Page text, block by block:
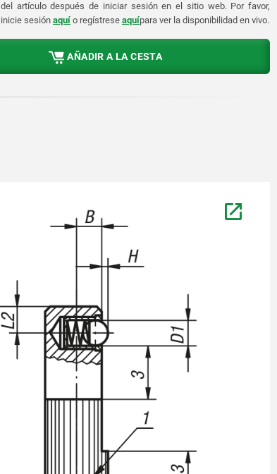
del artículo después de iniciar sesión en el sitio web. Por favor,
inicie sesión aquí o regístrese aquípara ver la disponibilidad en vivo.
AÑADIR A LA CESTA